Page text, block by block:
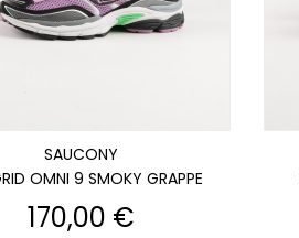
SAUCONY
OMNI 9 SMOKY GRAPPE
Prix
170,00 €